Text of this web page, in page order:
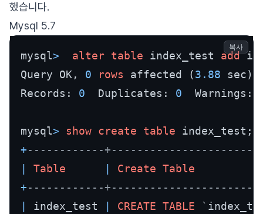
했습니다.
Mysql 5.7
mysql> alter table index_test add
Query OK, 0 rows affected (3.88 sec)
Records: 0
  Duplicates:
0
  Warnings:
mysql> show create table
+------------
Table
Create Table
+------------
index_test CREATE TABLE
복사